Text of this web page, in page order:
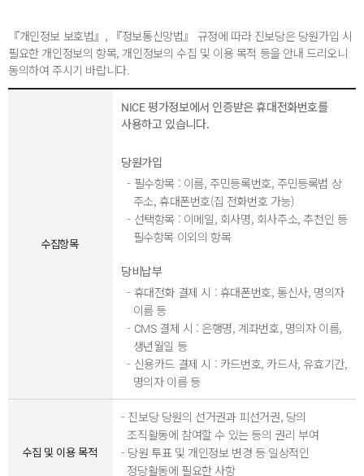
예산결산특별위원회·윤리특별위원회 위원장의 행정보조요원, 국회의원의
보좌관·비서관·비서, 국회 교섭단체 대표의원의 행정비서관, 국회
교섭단체의 정책연구위원·행정보조요원과 「고등교육법」 제14조
(교직원의 구분)제1항·제2항에 따른 교원은 제외한다.
2. 「고등교육법」 제14조제1항·제2항에 따른 교원을 제외한 사립학교의
3. 법령의 규정에 의하여 공무원의 신분을 가진 자
② 대한민국 국민이 아닌 자는 당원이 될 수 없다.
『개인정보 보호법』, 『정보통신망법』 규정에 따라 진보당은 당원가입 시
필요한 개인정보의 항목, 개인정보의 수집 및 이용 목적 등을 안내 드리오니
동의하여 주시기 바랍니다.
수집항목
NICE 평가정보에서 인증받은 휴대전화번호를
사용하고 있습니다.
당원가입
- 필수항목 : 이름, 주민등록번호, 주민등록법 상
주소, 휴대폰번호(집 전화번호 가능)
- 선택항목 : 이메일, 회사명, 회사주소, 추천인 등
필수항목 이외의 항목
당비납부
- 휴대전화 결제 시 : 휴대폰번호, 통신사, 명의자
이름 등
- CMS 결제 시 : 은행명, 계좌번호, 명의자 이름,
생년월일 등
- 신용카드 결제 시 : 카드번호, 카드사, 유효기간,
명의자 이름 등
수집 및 이용 목적
- 진보당 당원의 선거권과 피선거권, 당의
조직활동에 참여할 수 있는 등의 권리 부여
- 당원 투표 및 개인정보 변경 등 일상적인
정당활동에 필요한 사항